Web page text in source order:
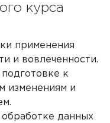
курса
применения
и вовлеченности.
к
изменениям и
обработке данных